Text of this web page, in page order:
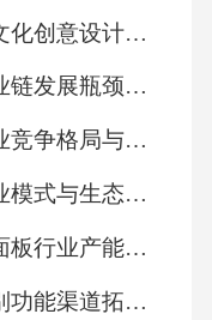
2026中国艺术玻璃制品文化创意设计与市场推广策略研究报告
2026中国半导体材料产业链发展瓶颈突破与国产化替代趋势报告
2026中国新能源汽车行业竞争格局与发展规划研究报告
2026中国物联网平台商业模式与生态构建分析报告
2026中国新型复合材料面板行业产能布局与供需平衡研究报告
2025年智能门锁人脸识别功能渠道拓展案例分析